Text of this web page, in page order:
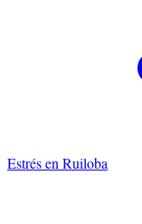
Estrésen Ruiloba